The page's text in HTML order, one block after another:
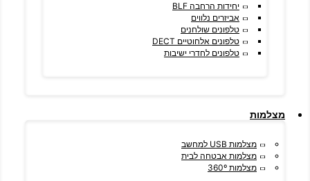
יחידות הרחבה BLF
אביזרים נלווים
טלפונים שולחנים
טלפונים אלחוטיים DECT
טלפונים לחדרי ישיבות
מצלמות
מצלמות USB למחשב
מצלמות אבטחה לבית
מצלמות 360º